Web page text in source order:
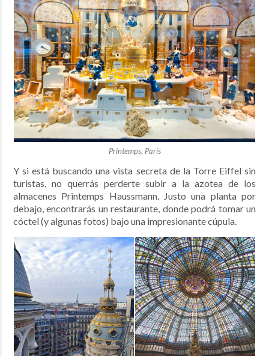
Printemps, París
Y si está buscando una vista secreta de la Torre Eiffel sin
turistas, no querrás perderte subir a la azotea de los
almacenes Printemps Haussmann. Justo una planta por
debajo, encontrarás un restaurante, donde podrá tomar un
cóctel (y algunas fotos) bajo una impresionante cúpula.